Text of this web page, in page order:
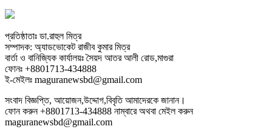
প্রতিষ্ঠাতাঃ ডা.রাহুল মিত্র
সম্পাদক: অ্যাডভোকেট রাজীব কুমার মিত্র
বার্তা ও বানিজ্যিক কার্যালয়ঃ সৈয়দ আতর আলী রোড,মাগুরা
ফোনঃ +8801713-434888
ই-মেইলঃ maguranewsbd@gmail.com
সংবাদ বিজ্ঞপ্তি, আয়োজন,উদ্দোগ,বিবৃতি আমাদেরকে জানান।
ফোন করুন +8801713-434888 নাম্বারে অথবা মেইল করুন
maguranewsbd@gmail.com